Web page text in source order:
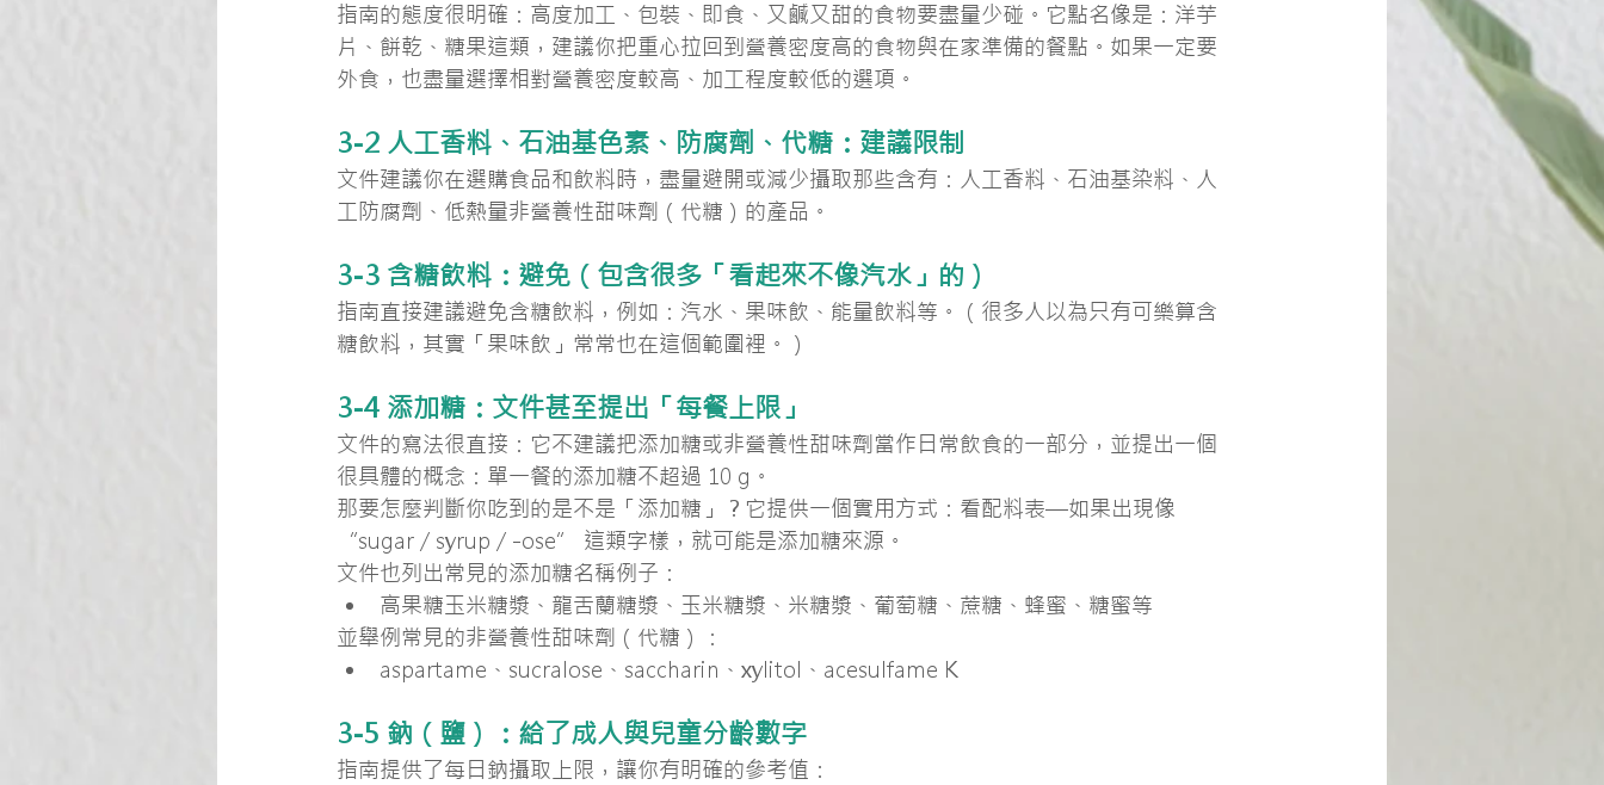
指南的態度很明確：高度加工、包裝、即食、又鹹又甜的食物要盡量少碰。它點名像是：洋芋
片、餅乾、糖果這類，建議你把重心拉回到營養密度高的食物與在家準備的餐點。如果一定要
外食，也盡量選擇相對營養密度較高、加工程度較低的選項。
3-2 人工香料、石油基色素、防腐劑、代糖：建議限制
文件建議你在選購食品和飲料時，盡量避開或減少攝取那些含有：人工香料、石油基染料、人
工防腐劑、低熱量非營養性甜味劑（代糖）的產品。
3-3 含糖飲料：避免（包含很多「看起來不像汽水」的）
指南直接建議避免含糖飲料，例如：汽水、果味飲、能量飲料等。（很多人以為只有可樂算含
糖飲料，其實「果味飲」常常也在這個範圍裡。）
3-4 添加糖：文件甚至提出「每餐上限」
文件的寫法很直接：它不建議把添加糖或非營養性甜味劑當作日常飲食的一部分，並提出一個
很具體的概念：單一餐的添加糖不超過 10 g。
那要怎麼判斷你吃到的是不是「添加糖」？它提供一個實用方式：看配料表—如果出現像
“sugar / syrup / -ose” 這類字樣，就可能是添加糖來源。
文件也列出常見的添加糖名稱例子：
高果糖玉米糖漿、龍舌蘭糖漿、玉米糖漿、米糖漿、葡萄糖、蔗糖、蜂蜜、糖蜜等
並舉例常見的非營養性甜味劑（代糖）：
aspartame、sucralose、saccharin、xylitol、acesulfame K
3-5 鈉（鹽）：給了成人與兒童分齡數字
指南提供了每日鈉攝取上限，讓你有明確的參考值：